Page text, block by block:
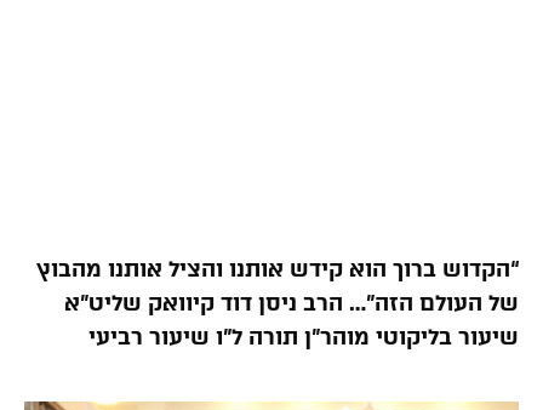
“הקדוש ברוך הוא קידש אותנו והציל אותנו מהבוץ
של העולם הזה”… הרב ניסן דוד קיוואק שליט”א
שיעור בליקוטי מוהר”ן תורה ל”ו שיעור רביעי